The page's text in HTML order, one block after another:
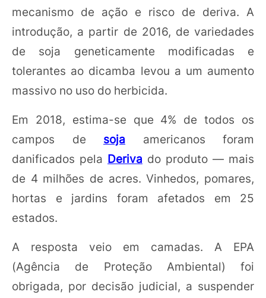
mecanismo de ação e risco de deriva. A
introdução, a partir de 2016, de variedades
de soja geneticamente modificadas e
tolerantes ao dicamba levou a um aumento
massivo no uso do herbicida.
Em 2018, estima-se que 4% de todos os
campos de soja americanos foram
danificados pela Deriva do produto — mais
de 4 milhões de acres. Vinhedos, pomares,
hortas e jardins foram afetados em 25
estados.
A resposta veio em camadas. A EPA
(Agência de Proteção Ambiental) foi
obrigada, por decisão judicial, a suspender